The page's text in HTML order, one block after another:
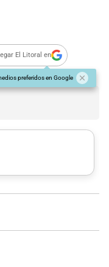
El Litoral en
preferidos en Google